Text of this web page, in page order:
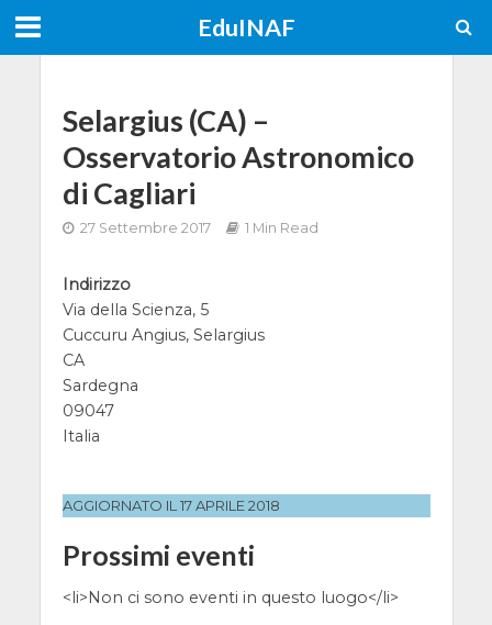
EduINAF
Selargius (CA) –
Osservatorio Astronomico
di Cagliari
27 Settembre 2017 1 Min Read
Indirizzo
Via della Scienza, 5
Cuccuru Angius, Selargius
CA
Sardegna
09047
Italia
AGGIORNATO IL 17 APRILE 2018
Prossimi eventi
<li>Non ci sono eventi in questo luogo</li>